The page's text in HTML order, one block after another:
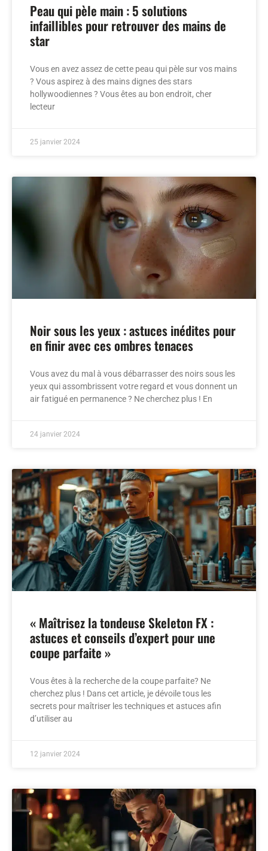
Peau qui pèle main : 5 solutions
infaillibles pour retrouver des mains de
star
Vous en avez assez de cette peau qui pèle sur vos mains
? Vous aspirez à des mains dignes des stars
hollywoodiennes ? Vous êtes au bon endroit, cher
lecteur
25 janvier 2024
Noir sous les yeux : astuces inédites pour
en finir avec ces ombres tenaces
Vous avez du mal à vous débarrasser des noirs sous les
yeux qui assombrissent votre regard et vous donnent un
air fatigué en permanence ? Ne cherchez plus ! En
24 janvier 2024
« Maîtrisez la tondeuse Skeleton FX :
astuces et conseils d’expert pour une
coupe parfaite »
Vous êtes à la recherche de la coupe parfaite? Ne
cherchez plus ! Dans cet article, je dévoile tous les
secrets pour maîtriser les techniques et astuces afin
d’utiliser au
12 janvier 2024